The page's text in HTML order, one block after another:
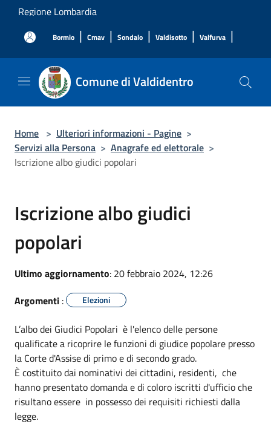
Salta al contenuto principale
Regione Lombardia
Bormio | Cmav | Sondalo | Valdisotto | Valfurva |
Comune di Valdidentro
Home > Ulteriori informazioni - Pagine >
Servizi alla Persona > Anagrafe ed elettorale >
Iscrizione albo giudici popolari
Iscrizione albo giudici
popolari
Ultimo aggiornamento: 20 febbraio 2024, 12:26
Argomenti : Elezioni
L’albo dei Giudici Popolari è l'elenco delle persone
qualificate a ricoprire le funzioni di giudice popolare presso
la Corte d'Assise di primo e di secondo grado.
È costituito dai nominativi dei cittadini, residenti, che
hanno presentato domanda e di coloro iscritti d'ufficio che
risultano essere in possesso dei requisiti richiesti dalla
legge.